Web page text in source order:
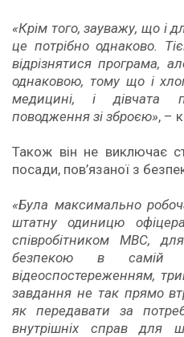
«Крім того, зауважу, що і
це потрібно однаково.
відрізнятися програма,
однаковою, тому що і
медицині, і дівчата
поводження зі зброєю», –
Також він не виключає
посади, пов’язаної з
«Була максимально
штатну одиницю
співробітником МВС,
безпекою в
відеоспостереженням,
завдання не так прямо
як передавати за
внутрішніх справ для